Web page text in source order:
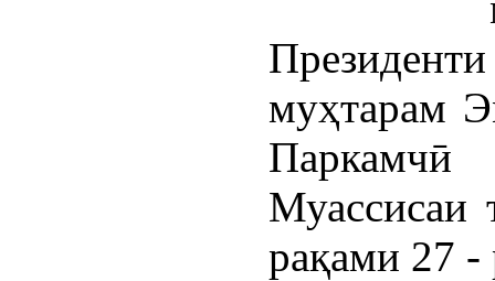
муҳтарам
Муассисаи
рақами 27 -